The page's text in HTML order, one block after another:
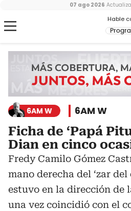
Hable
07 ago 2026
6AM W 6AM W
Ficha de ‘Papá
Dian en cinco
Fredy Camilo Gómez
mano derecha del ‘zar del
estuvo en la dirección de
una vez coincidió con el